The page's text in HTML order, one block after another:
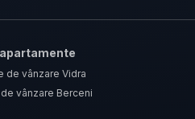
de vânzare Vidra
vânzare Berceni